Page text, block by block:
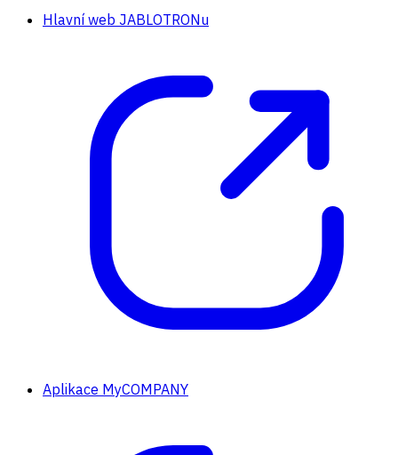
Hlavní web JABLOTRONu
Aplikace MyCOMPANY